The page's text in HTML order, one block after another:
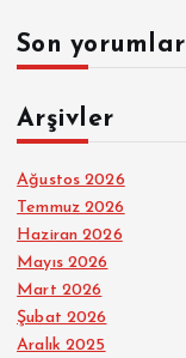
Son yorumlar
Arşivler
Ağustos 2026
Temmuz 2026
Haziran 2026
Mayıs 2026
Mart 2026
Şubat 2026
Aralık 2025